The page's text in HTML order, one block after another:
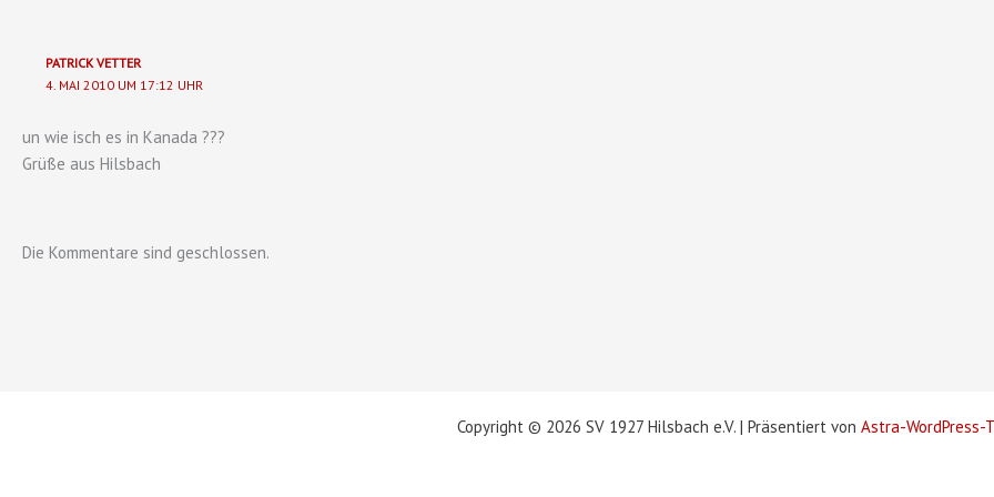
PATRICK VETTER
4. MAI 2010 UM 17:12 UHR
un wie isch es in Kanada ???
Grüße aus Hilsbach
Die Kommentare sind geschlossen.
Copyright © 2026 SV 1927 Hilsbach e.V. | Präsentiert von Astra-WordPress-